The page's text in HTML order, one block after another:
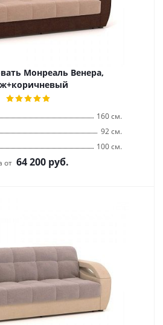
Монреаль Венера,
160 см.
92 см.
100 см.
от 64 200 руб.